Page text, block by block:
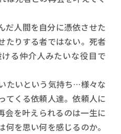
だ人間を自分に憑依させた
たりする者ではない。死者
る仲介人みたいな役目で
たいという気持ち…様々な
てくる依頼人達。依頼人に
会を叶えられるのは一生に
を思い何を感じるのか。